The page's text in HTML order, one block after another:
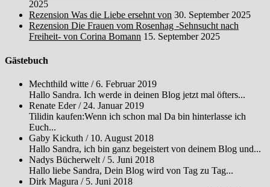
2025
Rezension Was die Liebe ersehnt von 30. September 2025
Rezension Die Frauen vom Rosenhag -Sehnsucht nach
Freiheit- von Corina Bomann 15. September 2025
Gästebuch
Mechthild witte /6. Februar 2019
Hallo Sandra. Ich werde in deinen Blog jetzt mal öfters...
Renate Eder/ 24. Januar 2019
Tilidin kaufen:Wenn ich schon mal Da bin hinterlasse ich
Euch...
Gaby Kickuth / 10. August 2018
Hallo Sandra, ich bin ganz begeistert von deinem Blog und...
Nadys Bücherwelt / 5. Juni 2018
Hallo liebe Sandra, Dein Blog wird von Tag zu Tag...
Dirk Magura / 5. Juni 2018